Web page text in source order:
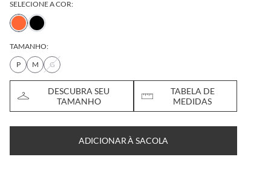
SELECIONE A COR:
TAMANHO:
P
M G
DESCUBRA SEU
TAMANHO
TABELA DE
MEDIDAS
ADICIONAR À SACOLA